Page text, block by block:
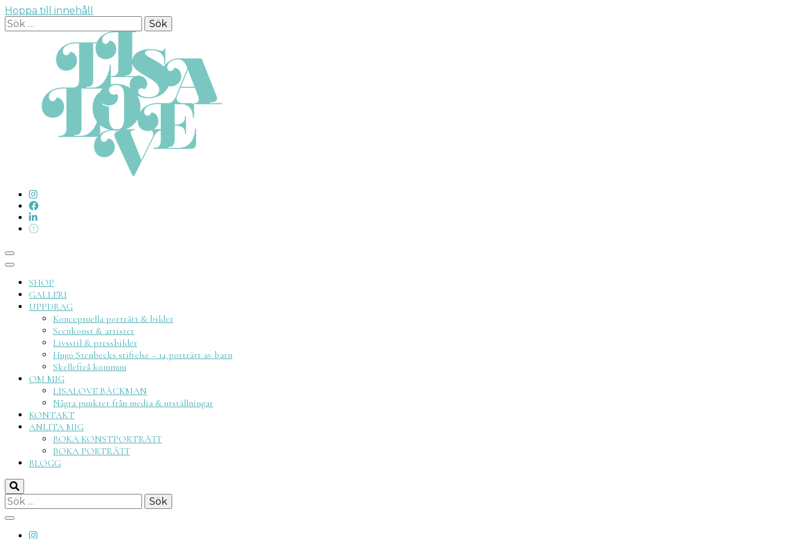
Hoppa till innehåll
Sök
efter:
Lisalove | fotokonst
SHOP
GALLERI
UPPDRAG
Konceptuella porträtt & bilder
Scenkonst & artister
Livsstil & pressbilder
Hugo Stenbecks stiftelse – 14 porträtt av barn
Skellefteå kommun
OM MIG
LISALOVE BÄCKMAN
Några punkter från media & utställningar
KONTAKT
ANLITA MIG
BOKA KONSTPORTRÄTT
BOKA PORTRÄTT
BLOGG
Sök
efter: